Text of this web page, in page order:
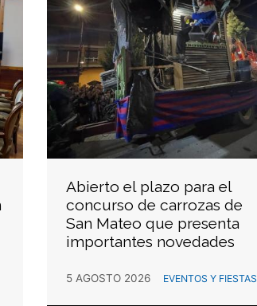
Abierto el plazo para el
concurso de carrozas de
San Mateo que presenta
importantes novedades
5 AGOSTO 2026 EVENTOS Y FIESTAS